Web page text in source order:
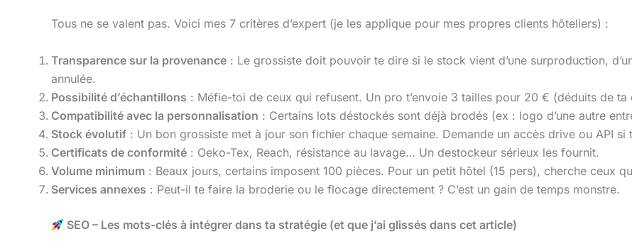
Tous ne se valent pas. Voici mes 7 critères d’expert (je les applique pour mes propres clients hôteliers) :
Transparence sur la provenance : Le grossiste doit pouvoir te dire si le stock vient d’une surproduction,
annulée.
Possibilité d’échantillons : Méfie-toi de ceux qui refusent. Un pro t’envoie 3 tailles pour 20 € (déduits de ta
Compatibilité avec la personnalisation : Certains lots déstockés sont déjà brodés (ex : logo d’une autre
Stock évolutif : Un bon grossiste met à jour son fichier chaque semaine. Demande un accès drive ou API si
Certificats de conformité : Oeko-Tex, Reach, résistance au lavage… Un destockeur sérieux les fournit.
Volume minimum : Beaux jours, certains imposent 100 pièces. Pour un petit hôtel (15 pers), cherche ceux
Services annexes : Peut-il te faire la broderie ou le flocage directement ? C’est un gain de temps monstre.
SEO – Les mots-clés à intégrer dans ta stratégie (et que j’ai glissés dans cet article)